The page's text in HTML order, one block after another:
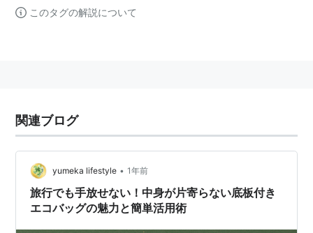
このタグの解説について
関連ブログ
yumeka lifestyle • 1年前
旅行でも手放せない！中身が片寄らない底板付き
エコバッグの魅力と簡単活用術